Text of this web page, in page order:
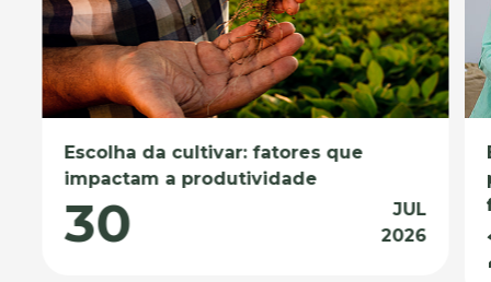
Escolha da cultivar: fatores que
impactam a produtividade
30
JUL
2026